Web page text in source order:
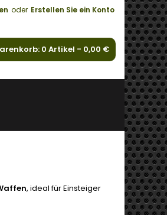
oder Erstellen Sie ein Konto
0 Artikel - 0,00 €
, ideal für Einsteiger